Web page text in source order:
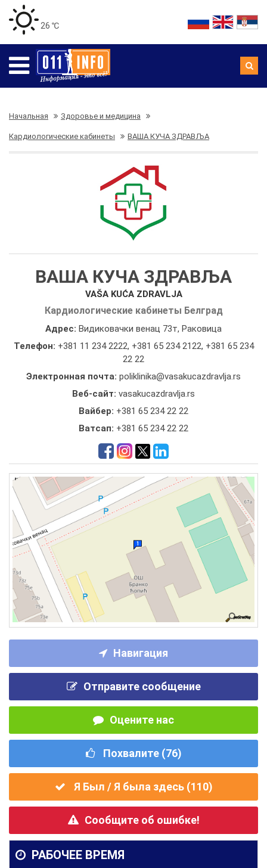
26 ℃
Начальная Здоровье и медицина
Кардиологические кабинеты ВАША КУЧА ЗДРАВЉА
ВАША КУЧА ЗДРАВЉА
VAŠA KUĆA ZDRAVLJA
Кардиологические кабинеты Белград
Адрес: Видиковачки венац 73т, Раковица
Телефон: +381 11 234 2222, +381 65 234 2122, +381 65 234
22 22
Электронная почта: poliklinika@vasakucazdravlja.rs
Веб-сайт: vasakucazdravlja.rs
Вайбер: +381 65 234 22 22
Ватсап: +381 65 234 22 22
Навигация
Отправите сообщение
Оцените нас
Похвалите (76)
Я Был / Я была здесь (110)
Сообщите об ошибке!
РАБОЧЕЕ ВРЕМЯ